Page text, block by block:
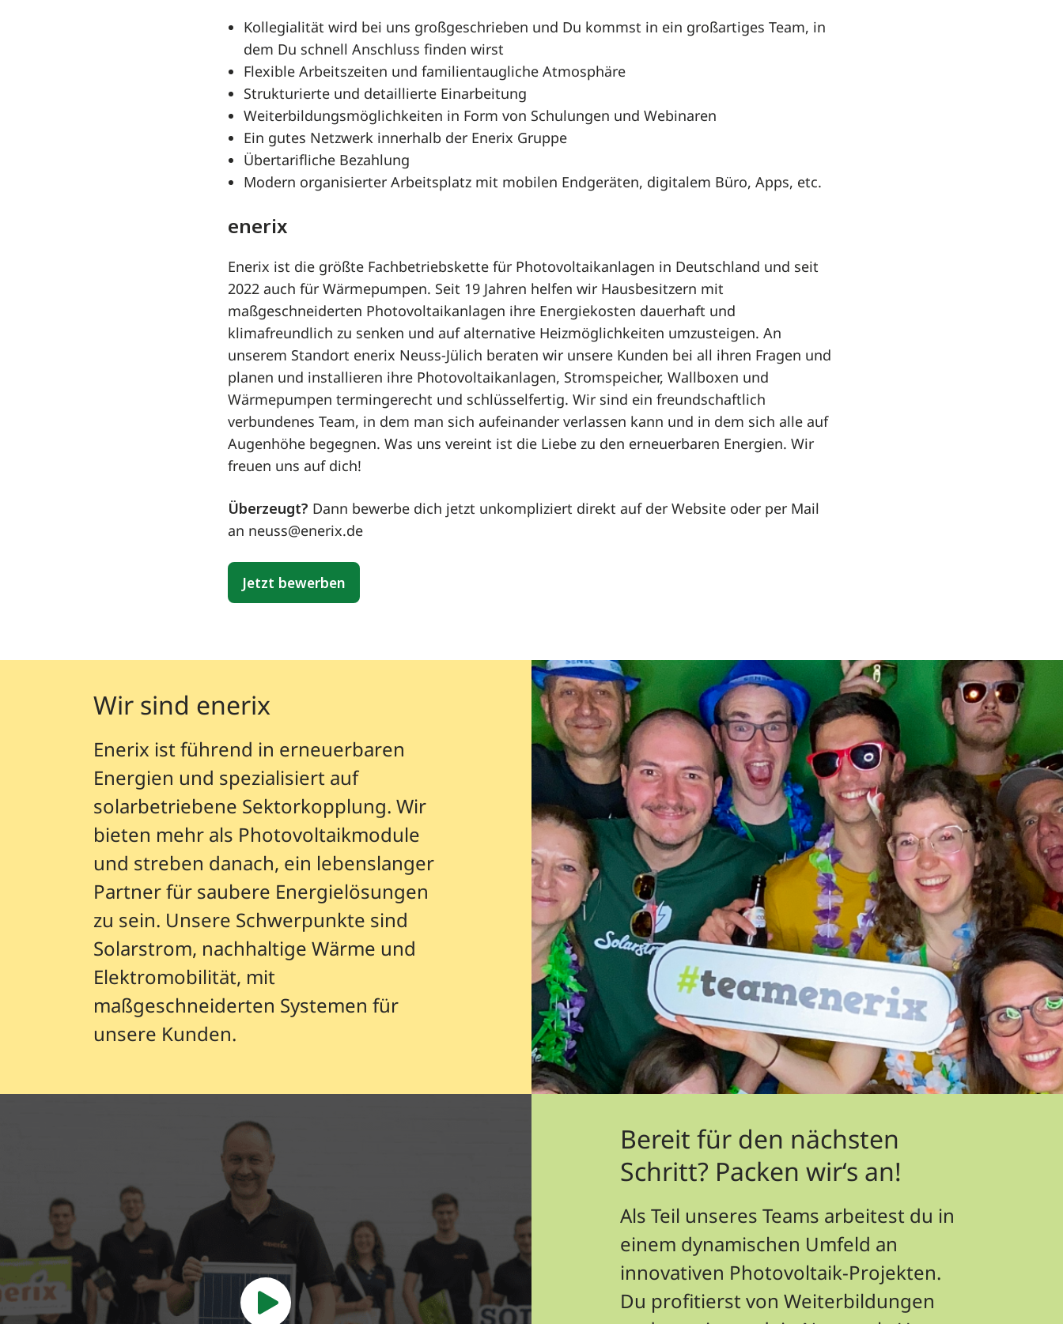
Kollegialität wird bei uns großgeschrieben und Du kommst in ein großartiges Team, in
dem Du schnell Anschluss finden wirst
Flexible Arbeitszeiten und familientaugliche Atmosphäre
Strukturierte und detaillierte Einarbeitung
Weiterbildungsmöglichkeiten in Form von Schulungen und Webinaren
Ein gutes Netzwerk innerhalb der Enerix Gruppe
Übertarifliche Bezahlung
Modern organisierter Arbeitsplatz mit mobilen Endgeräten, digitalem Büro, Apps, etc.
enerix
Enerix ist die größte Fachbetriebskette für Photovoltaikanlagen in Deutschland und seit
2022 auch für Wärmepumpen. Seit 19 Jahren helfen wir Hausbesitzern mit
maßgeschneiderten Photovoltaikanlagen ihre Energiekosten dauerhaft und
klimafreundlich zu senken und auf alternative Heizmöglichkeiten umzusteigen. An
unserem Standort enerix Neuss-Jülich beraten wir unsere Kunden bei all ihren Fragen und
planen und installieren ihre Photovoltaikanlagen, Stromspeicher, Wallboxen und
Wärmepumpen termingerecht und schlüsselfertig. Wir sind ein freundschaftlich
verbundenes Team, in dem man sich aufeinander verlassen kann und in dem sich alle auf
Augenhöhe begegnen. Was uns vereint ist die Liebe zu den erneuerbaren Energien. Wir
freuen uns auf dich!
Überzeugt? Dann bewerbe dich jetzt unkompliziert direkt auf der Website oder per Mail
an neuss@enerix.de
Wir sind enerix
Enerix ist führend in erneuerbaren
Energien und spezialisiert auf
solarbetriebene Sektorkopplung. Wir
bieten mehr als Photovoltaikmodule
und streben danach, ein lebenslanger
Partner für saubere Energielösungen
zu sein. Unsere Schwerpunkte sind
Solarstrom, nachhaltige Wärme und
Elektromobilität, mit
maßgeschneiderten Systemen für
unsere Kunden.
Bereit für den nächsten
Schritt? Packen wir‘s an!
Als Teil unseres Teams arbeitest du in
einem dynamischen Umfeld an
innovativen Photovoltaik-Projekten.
Du profitierst von Weiterbildungen